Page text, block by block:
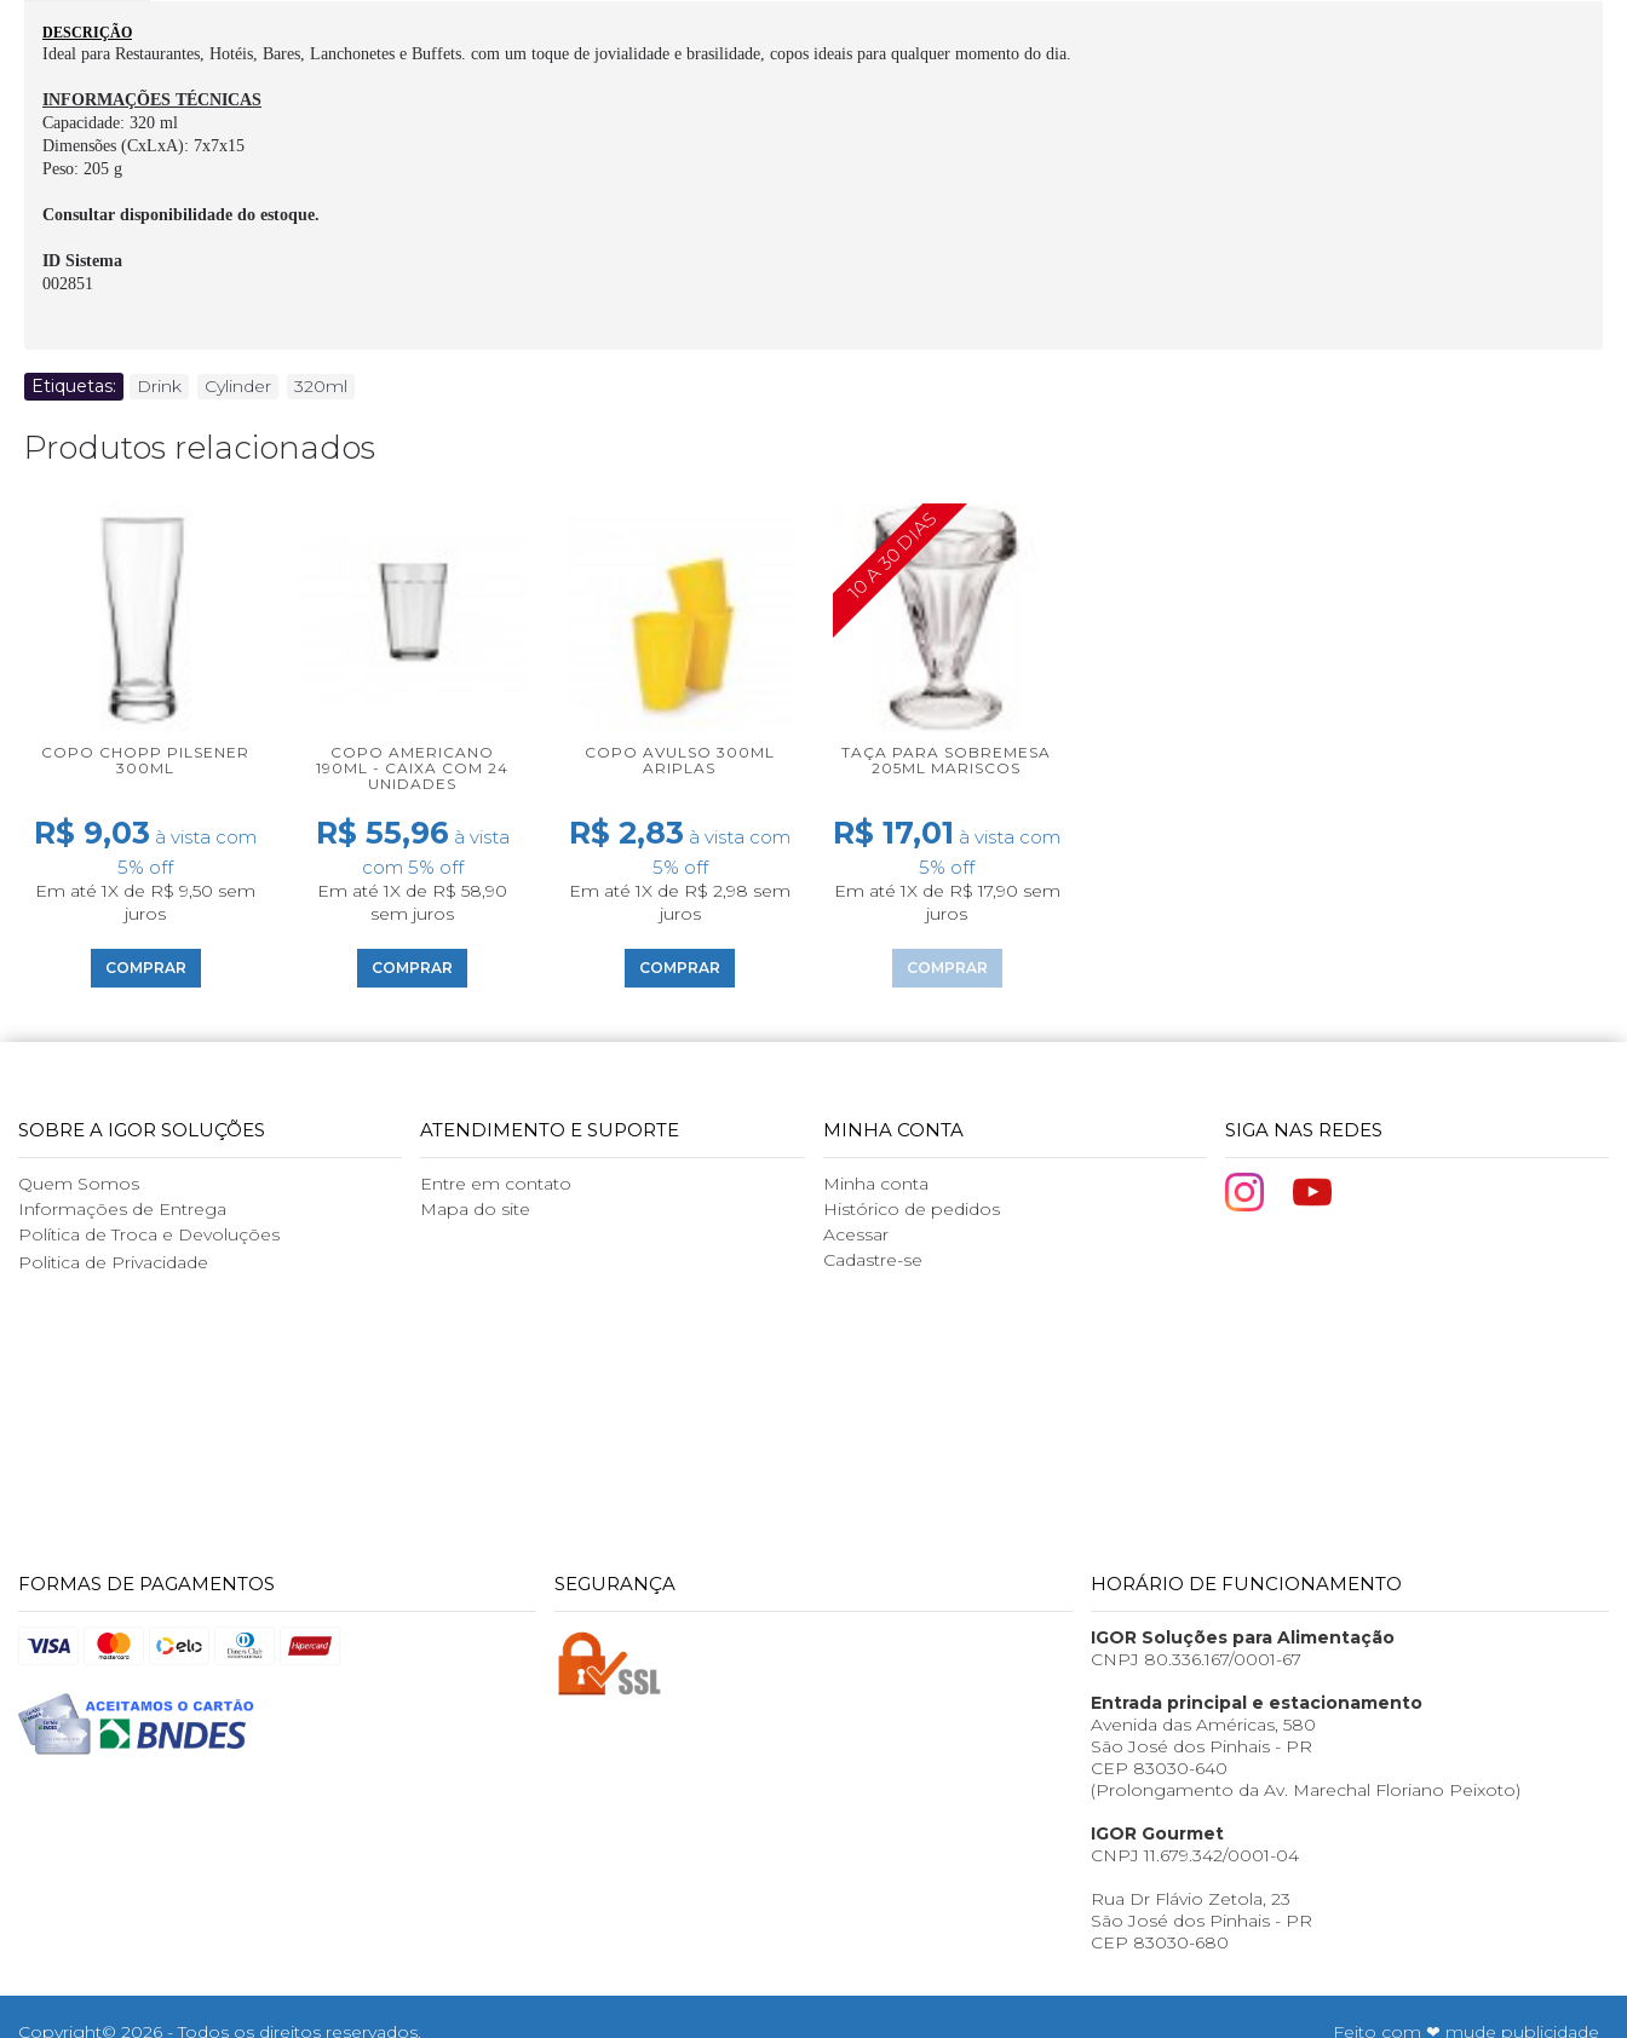
DESCRIÇÃO
Ideal para Restaurantes, Hotéis, Bares, Lanchonetes e Buffets. com um toque de jovialidade e brasilidade, copos ideais para qualquer momento do dia.
INFORMAÇÕES TÉCNICAS
Capacidade: 320 ml
Dimensões (CxLxA): 7x7x15
Peso: 205 g
Consultar disponibilidade do estoque.
ID Sistema
002851
Etiquetas: Drink Cylinder 320ml
Produtos relacionados
COPO CHOPP PILSENER
300ML
R$ 9,03 à vista com
5% off
Em até 1X de R$ 9,50 sem
juros
COMPRAR
COPO AMERICANO
190ML - CAIXA COM 24
UNIDADES
R$ 55,96 à vista
com 5% off
Em até 1X de R$ 58,90
sem juros
COMPRAR
COPO AVULSO 300ML
ARIPLAS
R$ 2,83 à vista com
5% off
Em até 1X de R$ 2,98 sem
juros
COMPRAR
10 A 30 DIAS
TAÇA PARA SOBREMESA
205ML MARISCOS
R$ 17,01 à vista com
5% off
Em até 1X de R$ 17,90 sem
juros
COMPRAR
SOBRE A IGOR SOLUÇÕES
Quem Somos
Informações de Entrega
Política de Troca e Devoluções
Politica de Privacidade
ATENDIMENTO E SUPORTE
Entre em contato
Mapa do site
MINHA CONTA
Minha conta
Histórico de pedidos
Acessar
Cadastre-se
SIGA NAS REDES
FORMAS DE PAGAMENTOS SEGURANÇA HORÁRIO DE FUNCIONAMENTO
IGOR Soluções para Alimentação
CNPJ 80.336.167/0001-67
Entrada principal e estacionamento
Avenida das Américas, 580
São José dos Pinhais - PR
CEP 83030-640
(Prolongamento da Av. Marechal Floriano Peixoto)
IGOR Gourmet
CNPJ 11.679.342/0001-04
Rua Dr Flávio Zetola, 23
São José dos Pinhais - PR
CEP 83030-680
Copyright© 2026 - Todos os direitos reservados. Feito com ❤ mude publicidade